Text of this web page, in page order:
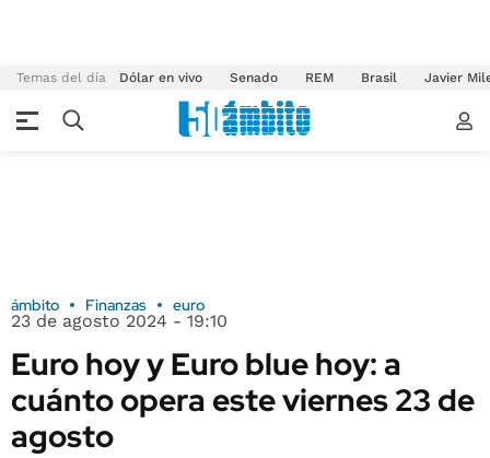
Temas del día Dólar en vivo Senado REM Brasil Javier
ámbito Finanzas euro
23 de agosto 2024 - 19:10
Euro hoy y Euro blue hoy: a
cuánto opera este viernes 23 de
agosto